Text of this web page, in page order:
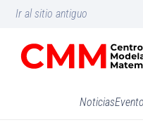
Ir al sitio antiguo
Noticias